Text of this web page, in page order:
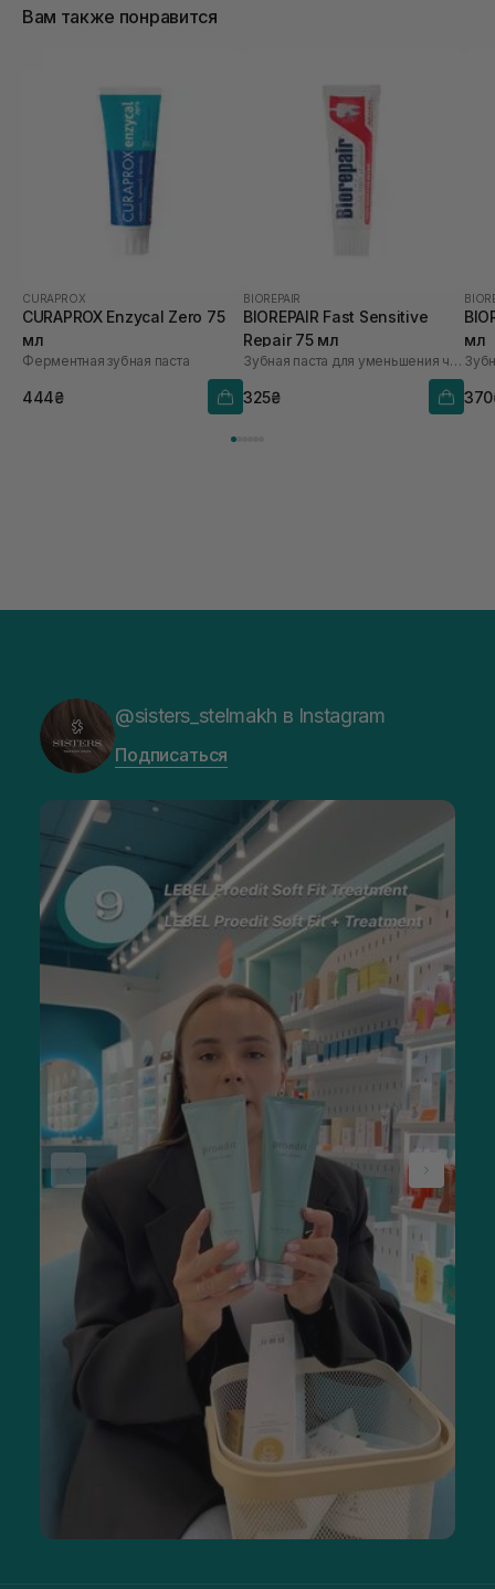
Вам также понравится
CURAPROX
CURAPROX Enzycal Zero 75
мл
Ферментная зубная паста
444₴
BIOREPAIR
BIOREPAIR Fast Sensitive
Repair 75 мл
Зубная паста для уменьшения чувствительности и восстановления эмали
325₴
мл
@sisters_stelmakh в Instagram
Подписаться